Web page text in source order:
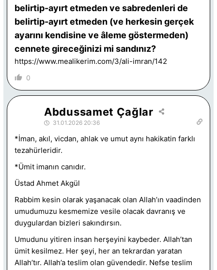
belirtip-ayırt etmeden ve sabredenleri de
belirtip-ayırt etmeden (ve herkesin gerçek
ayarını kendisine ve âleme göstermeden)
cennete gireceğinizi mi sandınız?
https://www.mealikerim.com/3/ali-imran/142
0
Abdussamet Çağlar
31.01.2026 20:36
*İman, akıl, vicdan, ahlak ve umut aynı hakikatin farklı
tezahürleridir.
*Ümit imanın canıdır.
Üstad Ahmet Akgül
Rabbim kesin olarak yaşanacak olan Allah’ın vaadinden
umudumuzu kesmemize vesile olacak davranış ve
duygulardan bizleri sakındırsın.
Umudunu yitiren insan herşeyini kaybeder. Allah’tan
ümit kesilmez. Her şeyi, her an tekrardan yaratan
Allah’tır. Allah’a teslim olan güvendedir. Nefse teslim